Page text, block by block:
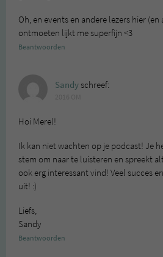
Oh, en events en andere lezers hier
ontmoeten lijkt me superfijn <3
Beantwoorden
Sandyschreef:
Hoi Merel!
Ik kan niet wachten op je podcast! Je
stem om naar te luisteren en spreekt
ook erg interessant vind! Veel succes
uit! :)
Liefs,
Sandy
Beantwoorden